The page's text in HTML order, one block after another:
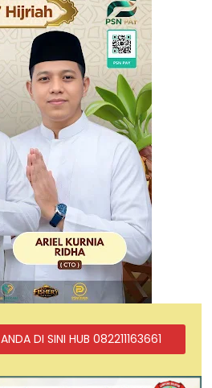
DI SINI HUB 082211163661